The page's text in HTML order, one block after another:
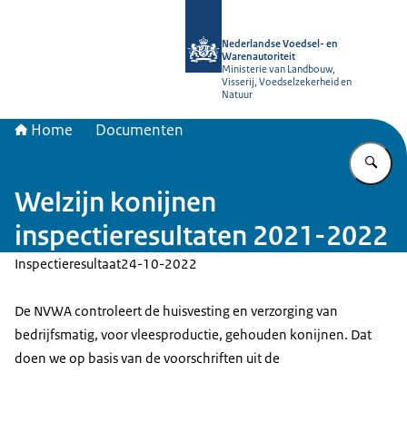
Nederlandse Voedsel- en
Warenautoriteit
Ministerie van Landbouw,
Visserij, Voedselzekerheid en
Natuur
Home Documenten
Welzijn konijnen
inspectieresultaten 2021-2022
Inspectieresultaat24-10-2022
De NVWA controleert de huisvesting en verzorging van
bedrijfsmatig, voor vleesproductie, gehouden konijnen. Dat
doen we op basis van de voorschriften uit de